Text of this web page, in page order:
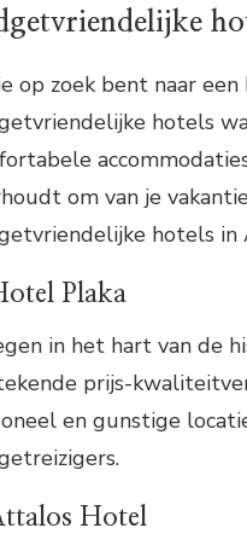
op zoek bent naar
hotels
om van je
hotels in
Plaka
in het hart van de
prijs-
en gunstige
Hotel